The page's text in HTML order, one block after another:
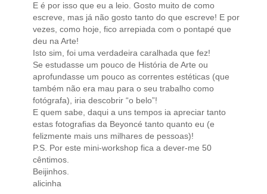
E é por isso que eu a leio. Gosto muito de como
escreve, mas já não gosto tanto do que escreve! E por
vezes, como hoje, fico arrepiada com o pontapé que
deu na Arte!
Isto sim, foi uma verdadeira caralhada que fez!
Se estudasse um pouco de História de Arte ou
aprofundasse um pouco as correntes estéticas (que
também não era mau para o seu trabalho como
fotógrafa), iria descobrir “o belo”!
E quem sabe, daqui a uns tempos ia apreciar tanto
estas fotografias da Beyoncé tanto quanto eu (e
felizmente mais uns milhares de pessoas)!
P.S. Por este mini-workshop fica a dever-me 50
cêntimos.
Beijinhos.
alicinha